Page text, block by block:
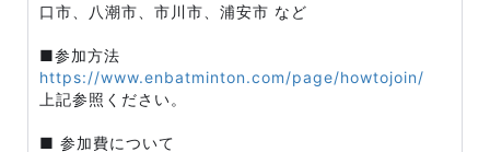
口市、八潮市、市川市、浦安市 など
■参加方法
https://www.enbatminton.com/page/howtojoin/
上記参照ください。
■ 参加費について